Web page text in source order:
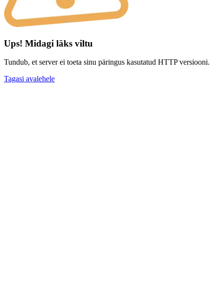
Ups! Midagi läks viltu
Tundub, et server ei toeta sinu päringus kasutatud HTTP versiooni.
Tagasi avalehele